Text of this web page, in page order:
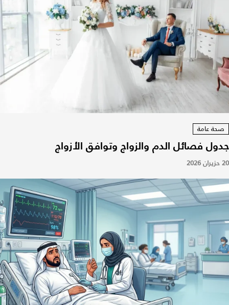
صحة عامة
جدول فصائل الدم والزواج وتوافق الأزواج
20 حزيران 2026